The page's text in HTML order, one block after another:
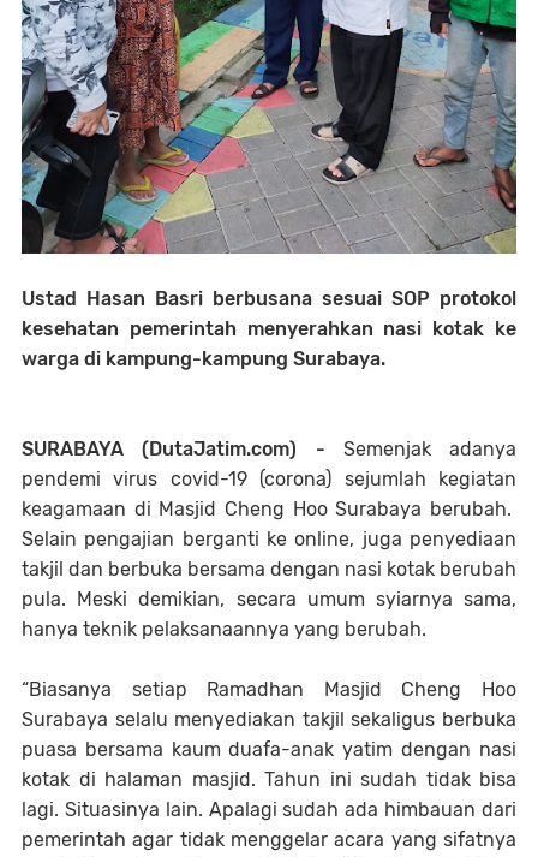
Ustad Hasan Basri berbusana sesuai SOP protokol
kesehatan pemerintah menyerahkan nasi kotak ke
warga di kampung-kampung Surabaya.
SURABAYA (DutaJatim.com) - Semenjak adanya
pendemi virus covid-19 (corona) sejumlah kegiatan
keagamaan di Masjid Cheng Hoo Surabaya berubah.
Selain pengajian berganti ke online, juga penyediaan
takjil dan berbuka bersama dengan nasi kotak berubah
pula. Meski demikian, secara umum syiarnya sama,
hanya teknik pelaksanaannya yang berubah.
“Biasanya setiap Ramadhan Masjid Cheng Hoo
Surabaya selalu menyediakan takjil sekaligus berbuka
puasa bersama kaum duafa-anak yatim dengan nasi
kotak di halaman masjid. Tahun ini sudah tidak bisa
lagi. Situasinya lain. Apalagi sudah ada himbauan dari
pemerintah agar tidak menggelar acara yang sifatnya